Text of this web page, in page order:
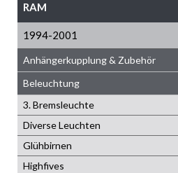
RAM
1994-2001
Anhängerkupplung & Zubehör
Beleuchtung
3. Bremsleuchte
Diverse Leuchten
Glühbirnen
Highfives